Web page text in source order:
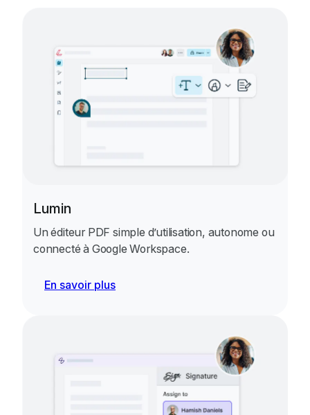
Lumin
Un éditeur PDF simple d’utilisation, autonome ou
connecté à Google Workspace.
En savoir plus